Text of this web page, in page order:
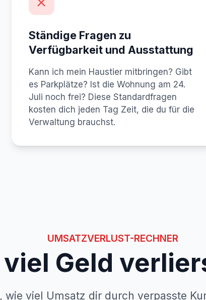
Ständige Fragen zu
Verfügbarkeit und Ausstattung
Kann ich mein Haustier mitbringen? Gibt
es Parkplätze? Ist die Wohnung am 24.
Juli noch frei? Diese Standardfragen
kosten dich jeden Tag Zeit, die du für die
Verwaltung brauchst.
UMSATZVERLUST-RECHNER
Geld
wie viel Umsatz dir durch verpasste